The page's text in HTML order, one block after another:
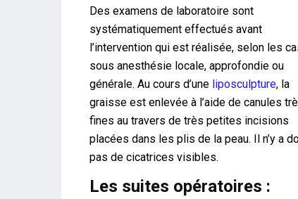
Des examens de laboratoire sont
systématiquement effectués avant
l’intervention qui est réalisée, selon les
sous anesthésie locale, approfondie ou
générale. Au cours d’une liposculpture, la
graisse est enlevée à l’aide de canules
fines au travers de très petites incisions
placées dans les plis de la peau. Il n’y a
pas de cicatrices visibles.
Les suites opératoires :